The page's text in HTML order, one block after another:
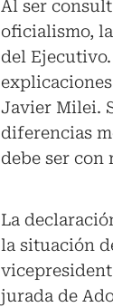
Al ser
oficialismo,
del
Javier Milei.
diferencias
debe ser con
La
la situación
jurada de